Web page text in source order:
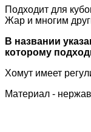
Подходит для
Жар и многим
В названии
которому
Хомут имеет
Материал -